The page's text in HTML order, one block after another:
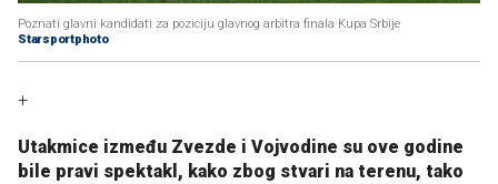
Poznati glavni kandidati za poziciju glavnog arbitra finala Kupa Srbije
Starsportphoto
+
Utakmice između Zvezde i Vojvodine su ove godine
bile pravi spektakl, kako zbog stvari na terenu, tako